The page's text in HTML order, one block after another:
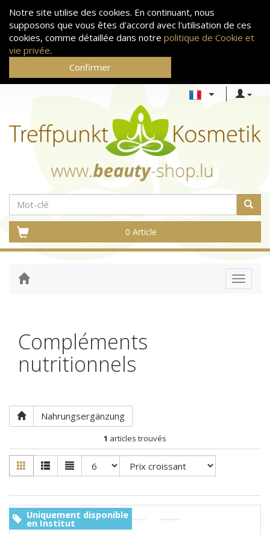
Notre site utilise des cookies. En continuant, nous
supposons que vous êtes d'accord avec l'utilisation de ces
cookies, comme détaillée dans notre politique de Cookie et
vie privée.
Confirmer
0 Article
Toggle
Compléments
nutritionnels
Nahrungsergänzung
1 articles trouvés
Uniquement disponible
en Institut